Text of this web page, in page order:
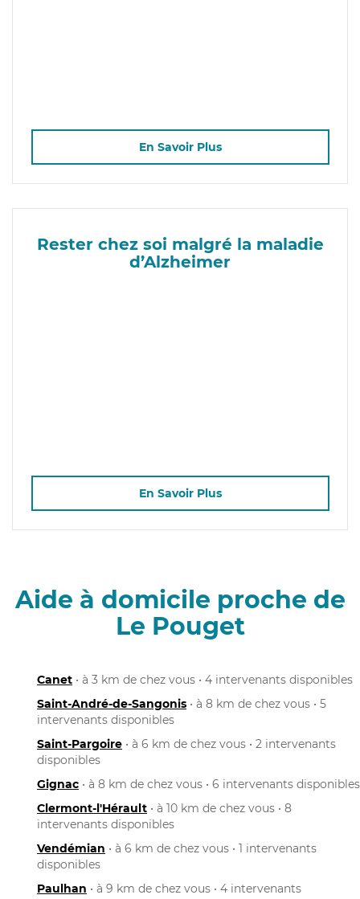
En Savoir Plus
Rester chez soi malgré la maladie
d’Alzheimer
En Savoir Plus
Aide à domicile proche de
Le Pouget
Canet • à 3 km de chez vous • 4 intervenants disponibles
Saint-André-de-Sangonis • à 8 km de chez vous • 5
intervenants disponibles
Saint-Pargoire • à 6 km de chez vous • 2 intervenants
disponibles
Gignac • à 8 km de chez vous • 6 intervenants disponibles
Clermont-l'Hérault • à 10 km de chez vous • 8
intervenants disponibles
Vendémian • à 6 km de chez vous • 1 intervenants
disponibles
Paulhan • à 9 km de chez vous • 4 intervenants